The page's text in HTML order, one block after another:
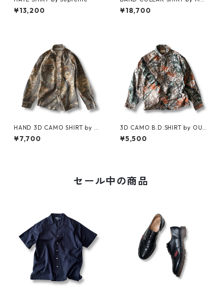
¥13,200
RITHÉ FRANÇOIS GIRBAUD
¥18,700
HAND 3D CAMO SHIRT by Cl
arfield Outdoors
¥7,700
3D CAMO B.D.SHIRT by OUT
FITTERS RIDGE
¥5,500
セール中の商品